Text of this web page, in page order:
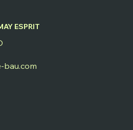
ESPRIT
bau.com